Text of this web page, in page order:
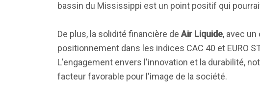
bassin du Mississippi est un point positif qui
De plus, la solidité financière de Air Liquide, avec
positionnement dans les indices CAC 40 et EURO
L'engagement envers l'innovation et la durabilité,
facteur favorable pour l'image de la société.